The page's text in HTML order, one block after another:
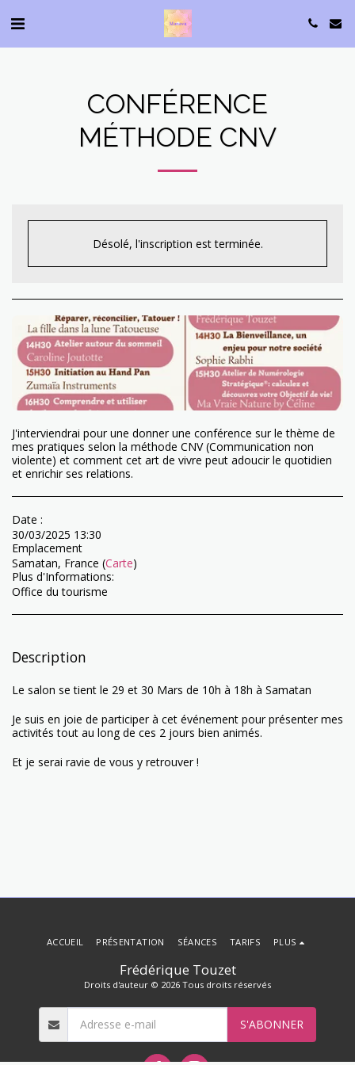
CONFÉRENCE
MÉTHODE CNV
Désolé, l'inscription est terminée.
J'interviendrai pour une donner une conférence sur le thème de
mes pratiques selon la méthode CNV (Communication non
violente) et comment cet art de vivre peut adoucir le quotidien
et enrichir ses relations.
Date :
30/03/2025 13:30
Emplacement
Samatan, France (Carte)
Plus d'Informations:
Office du tourisme
Description
Le salon se tient le 29 et 30 Mars de 10h à 18h à Samatan
Je suis en joie de participer à cet événement pour présenter mes
activités tout au long de ces 2 jours bien animés.
Et je serai ravie de vous y retrouver !
Frédérique Touzet
Droits d'auteur © 2026 Tous droits réservés
ACCUEIL PRÉSENTATION SÉANCES TARIFS PLUS
S'ABONNER